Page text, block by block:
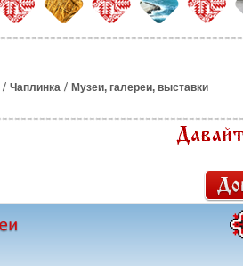
/ Чаплинка / Музеи, галереи, выставки